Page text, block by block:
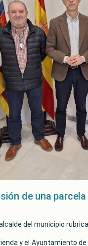
de una
del municipio
y el Ayuntamiento